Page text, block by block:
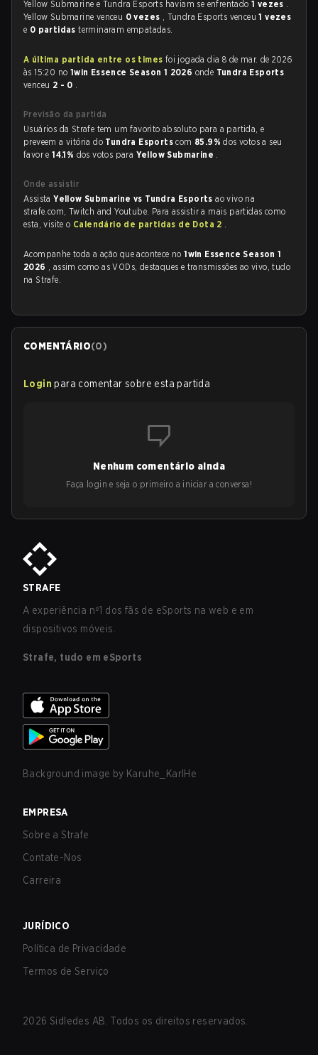
Yellow Submarine e Tundra Esports haviam se enfrentado 1 vezes .
Yellow Submarine venceu 0 vezes , Tundra Esports venceu1 vezes
e 0 partidasterminaram empatadas.
A última partida entre os times foi jogada dia 8 de mar. de 2026
às 15:20 no 1win Essence Season 1 2026 onde Tundra Esports
venceu 2 - 0 .
Previsão da partida
Usuários da Strafe tem um favorito absoluto para a partida, e
preveem a vitória do Tundra Esportscom 85.9%dos votos a seu
favor e14.1% dos votos para Yellow Submarine .
Onde assistir
AssistaYellow Submarine vs Tundra Esportsao vivo na
strafe.com, Twitch and Youtube. Para assistir a mais partidas como
esta, visite o Calendário de partidas de Dota 2 .
Acompanhe toda a ação que acontece no1win Essence Season 1
2026 , assim como as VODs, destaques e transmissões ao vivo, tudo
na Strafe.
COMENTÁRIO(0)
Login para comentar sobre esta partida
Nenhum comentário ainda
Faça login e seja o primeiro a iniciar a conversa!
STRAFE
A experiência nº1 dos fãs de eSports na web e em
dispositivos móveis.
Strafe, tudo em eSports
Background image by Karuhe_KarlHe
EMPRESA
Sobre a Strafe
Contate-Nos
Carreira
JURÍDICO
Política de Privacidade
Termos de Serviço
2026 Sidledes AB. Todos os direitos reservados.